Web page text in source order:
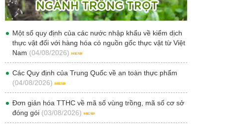
Một số quy định của các nước nhập khẩu về kiểm dịch
thực vật đối với hàng hóa có nguồn gốc thực vật từ Việt
Nam (04/08/2026)
Các Quy định của Trung Quốc về an toàn thực phẩm
(04/08/2026)
Đơn giản hóa TTHC về mã số vùng trồng, mã số cơ sở
đóng gói (03/08/2026)